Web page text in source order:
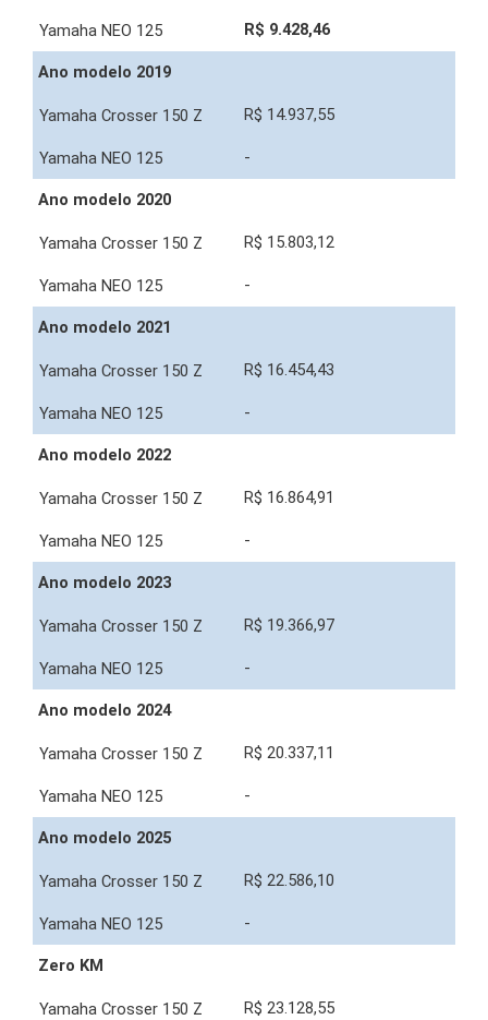
R$ 9.428,46
Ano modelo 2019
R$ 14.937,55
-
Ano modelo 2020
R$ 15.803,12
-
Ano modelo 2021
R$ 16.454,43
-
Ano modelo 2022
R$ 16.864,91
-
Ano modelo 2023
R$ 19.366,97
-
Ano modelo 2024
R$ 20.337,11
-
Ano modelo 2025
R$ 22.586,10
-
Zero KM
R$ 23.128,55